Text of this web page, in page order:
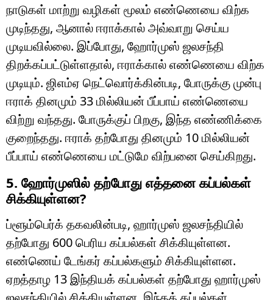
நாடுகள் மாற்று வழிகள் மூலம் எண்ணெயை விற்க
முடிந்தது, ஆனால் ஈராக்கால் அவ்வாறு செய்ய
முடியவில்லை. இப்போது, ​​ஹோர்முஸ் ஜலசந்தி
திறக்கப்பட்டுள்ளதால், ஈராக்கால் எண்ணெயை விற்க
முடியும். ஜிஎம்ஏ நெட்வொர்க்கின்படி, போருக்கு முன்பு
ஈராக் தினமும் 33 மில்லியன் பீப்பாய் எண்ணெயை
விற்று வந்தது. போருக்குப் பிறகு, இந்த எண்ணிக்கை
குறைந்தது. ஈராக் தற்போது தினமும் 10 மில்லியன்
பீப்பாய் எண்ணெயை மட்டுமே விற்பனை செய்கிறது.
5. ஹோர்முஸில் தற்போது எத்தனை கப்பல்கள்
சிக்கியுள்ளன?
ப்ளூம்பெர்க் தகவலின்படி, ஹார்முஸ் ஜலசந்தியில்
தற்போது 600 பெரிய கப்பல்கள் சிக்கியுள்ளன.
எண்ணெய் டேங்கர் கப்பல்களும் சிக்கியுள்ளன.
ஏறத்தாழ 13 இந்தியக் கப்பல்கள் தற்போது ஹார்முஸ்